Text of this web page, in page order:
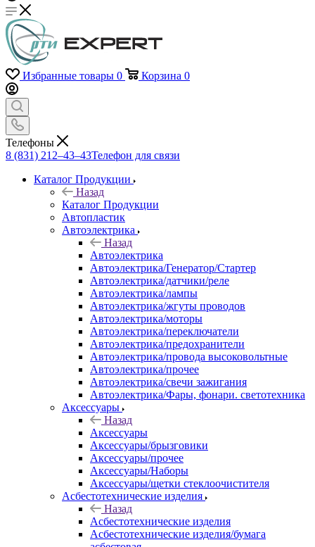
Избранные товары 0 Корзина 0
Телефоны
8 (831) 212–43–43Телефон для связи
Каталог Продукции
Назад
Каталог Продукции
Автопластик
Автоэлектрика
Назад
Автоэлектрика
Автоэлектрика/Генератор/Стартер
Автоэлектрика/датчики/реле
Автоэлектрика/лампы
Автоэлектрика/жгуты проводов
Автоэлектрика/моторы
Автоэлектрика/переключатели
Автоэлектрика/предохранители
Автоэлектрика/провода высоковольтные
Автоэлектрика/прочее
Автоэлектрика/свечи зажигания
Автоэлектрика/Фары, фонари. светотехника
Аксессуары
Назад
Аксессуары
Аксессуары/брызговики
Аксессуары/прочее
Аксессуары/Наборы
Аксессуары/щетки стеклоочистителя
Асбестотехнические изделия
Назад
Асбестотехнические изделия
Асбестотехнические изделия/бумага